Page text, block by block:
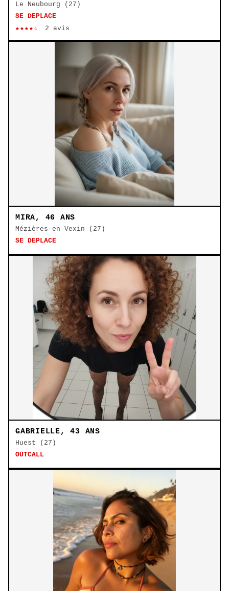
Le Neubourg (27)
SE DEPLACE
★★★★☆
2 avis
MIRA, 46 ANS
Mézières-en-Vexin (27)
SE DEPLACE
GABRIELLE, 43 ANS
Huest (27)
OUTCALL